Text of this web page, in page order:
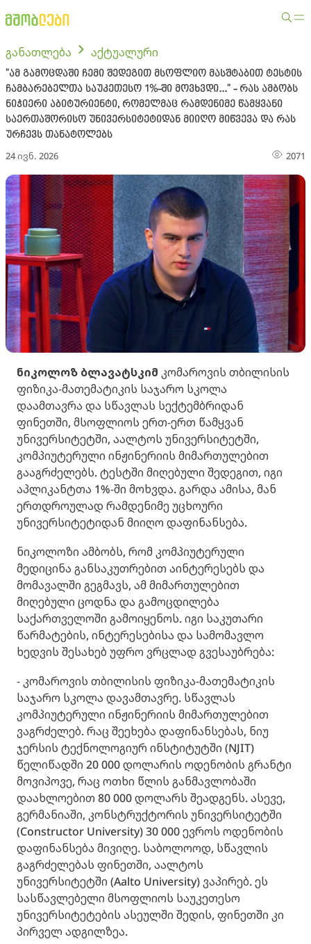
განათლება აქტუალური
"ამ გამოცდაში ჩემი შედეგით მსოფლიო მასშტაბით ტესტის
ჩამბარებელთა საუკეთესო 1%-ში მოვხვდი..." - რას ამბობს
ნიჭიერი აბიტურიენტი, რომელმაც რამდენიმე წამყვანი
საერთაშორისო უნივერსიტეტიდან მიიღო მიწვევა და რას
ურჩევს თანატოლებს
24 ივნ. 2026 2071
ნიკოლოზ ბლავატსკიმ კომაროვის თბილისის
ფიზიკა-მათემატიკის საჯარო სკოლა
დაამთავრა და სწავლას სექტემბრიდან
ფინეთში, მსოფლიოს ერთ-ერთ წამყვან
უნივერსიტეტში, აალტოს უნივერსიტეტში,
კომპიუტერული ინჟინერიის მიმართულებით
გააგრძელებს. ტესტში მიღებული შედეგით, იგი
აპლიკანტთა 1%-ში მოხვდა. გარდა ამისა, მან
ერთდროულად რამდენიმე უცხოური
უნივერსიტეტიდან მიიღო დაფინანსება.
ნიკოლოზი ამბობს, რომ კომპიუტერული
მედიცინა განსაკუთრებით აინტერესებს და
მომავალში გეგმავს, ამ მიმართულებით
მიღებული ცოდნა და გამოცდილება
საქართველოში გამოიყენოს. იგი საკუთარი
წარმატების, ინტერესებისა და სამომავლო
ხედვის შესახებ უფრო ვრცლად გვესაუბრება:
- კომაროვის თბილისის ფიზიკა-მათემატიკის
საჯარო სკოლა დავამთავრე. სწავლას
კომპიუტერული ინჟინერიის მიმართულებით
ვაგრძელებ. რაც შეეხება დაფინანსებას, ნიუ
ჯერსის ტექნოლოგიურ ინსტიტუტში (NJIT)
წელიწადში 20 000 დოლარის ოდენობის გრანტი
მოვიპოვე, რაც ოთხი წლის განმავლობაში
დაახლოებით 80 000 დოლარს შეადგენს. ასევე,
გერმანიაში, კონსტრუქტორის უნივერსიტეტში
(Constructor University) 30 000 ევროს ოდენობის
დაფინანსება მივიღე. საბოლოოდ, სწავლის
გაგრძელებას ფინეთში, აალტოს
უნივერსიტეტში (Aalto University) ვაპირებ. ეს
სასწავლებელი მსოფლიოს საუკეთესო
უნივერსიტეტების ასეულში შედის, ფინეთში კი
პირველ ადგილზეა.